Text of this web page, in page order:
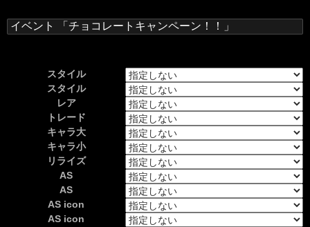
検
索:
スタイル
スタイル
レア
トレード
キャラ大
キャラ小
リライズ
AS
AS
AS icon
AS icon